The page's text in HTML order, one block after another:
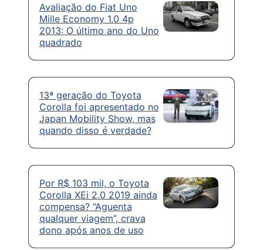
Avaliação do Fiat Uno
Mille Economy 1.0 4p
2013: O último ano do Uno
quadrado
13ª geração do Toyota
Corolla foi apresentado no
Japan Mobility Show, mas
quando disso é verdade?
Por R$ 103 mil, o Toyota
Corolla XEi 2.0 2019 ainda
compensa? “Aguenta
qualquer viagem”, crava
dono após anos de uso